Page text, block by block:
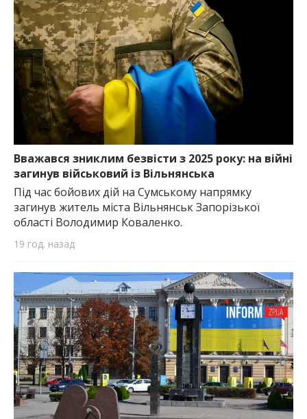
Вважався зниклим безвісти з 2025 року: на війні
загинув військовий із Вільнянська
Під час бойових дій на Сумському напрямку
загинув житель міста Вільнянськ Запорізької
області Володимир Коваленко.
19 год. назад